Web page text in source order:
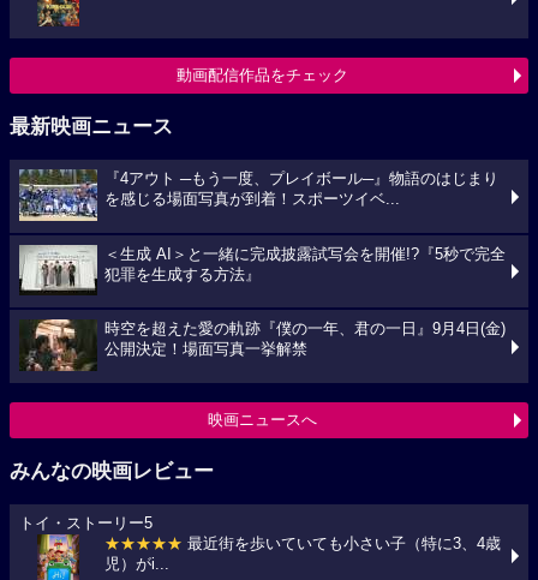
動画配信作品をチェック
最新映画ニュース
『4アウト ─もう一度、プレイボール─』物語のはじまり
を感じる場面写真が到着！スポーツイベ...
＜生成 AI＞と一緒に完成披露試写会を開催!?『5秒で完全
犯罪を生成する方法』
時空を超えた愛の軌跡『僕の一年、君の一日』9月4日(金)
公開決定！場面写真一挙解禁
映画ニュースへ
みんなの映画レビュー
トイ・ストーリー5
★★★★★ 最近街を歩いていても小さい子（特に3、4歳
児）がi...